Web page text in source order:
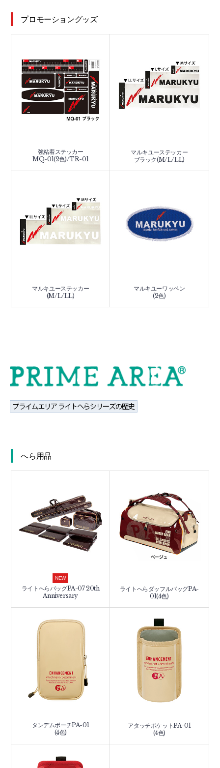
プロモーショングッズ
強粘着ステッカー
MQ-01(2色)/TR-01
マルキユーステッカー
ブラック(M/L/LL)
マルキユーステッカー
(M/L/LL)
マルキユーワッペン
(2色)
へら用品
NEW
ライトへらバッグPA-07 20th
Anniversary
ライトへらダッフルバッグPA-
01(4色)
タンデムポーチPA-01
(4色)
アタッチポケットPA-01
(4色)